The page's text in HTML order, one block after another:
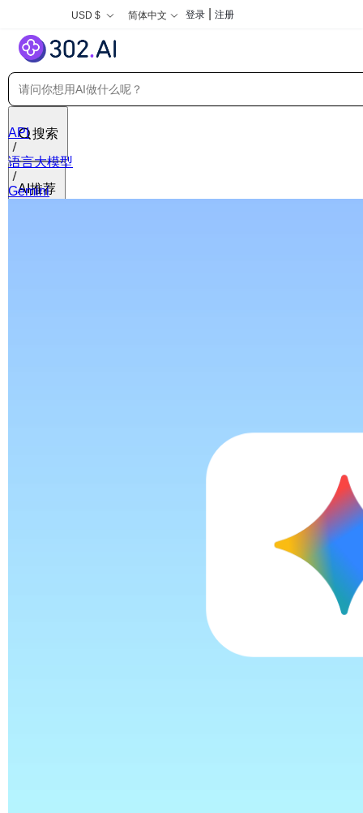
USD $ 简体中文 登录 注册
搜索
AI推荐
API
语言大模型
Gemini